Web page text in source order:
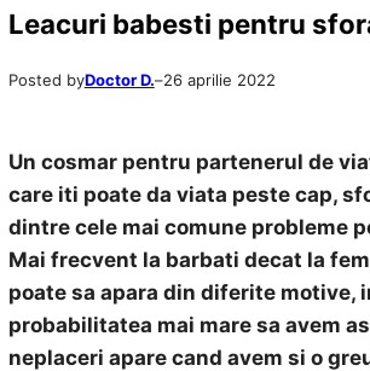
Leacuri babesti pentru
Posted byDoctor D.–26 aprilie 2022
Un cosmar pentru partenerul de
care iti poate da viata peste cap,
dintre cele mai comune probleme
Mai frecvent la barbati decat la
poate sa apara din diferite motive,
probabilitatea mai mare sa avem
neplaceri apare cand avem si o